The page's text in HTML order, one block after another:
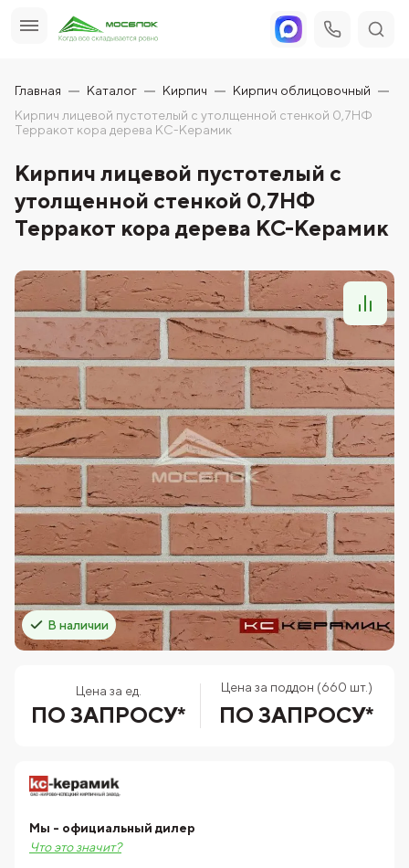
Главная Каталог Кирпич
Кирпич облицовочный
Кирпич лицевой пустотелый с утолщенной стенкой 0,7НФ
Терракот кора дерева КС-Керамик
Кирпич лицевой пустотелый с
утолщенной стенкой 0,7НФ
Терракот кора дерева КС-Керамик
В наличии
Цена за ед.
ПО ЗАПРОСУ*
Цена за поддон (660 шт.)
ПО ЗАПРОСУ*
Мы - официальный дилер
Что это значит?